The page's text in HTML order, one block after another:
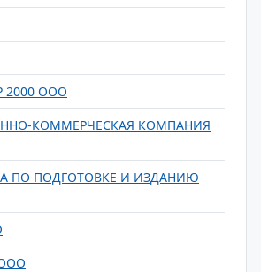
2000 ООО
КОММЕРЧЕСКАЯ КОМПАНИЯ
ПО ПОДГОТОВКЕ И ИЗДАНИЮ